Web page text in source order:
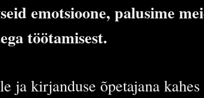
emotsioone, palusime
töötamisest.
ja kirjanduse õpetajana